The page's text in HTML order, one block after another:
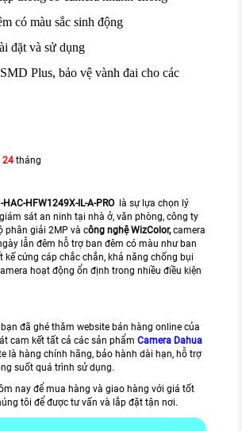
có màu sắc sinh động
đặt và sử dụng
Plus, bảo vệ vành đai cho các
24 tháng
HFW1249X-IL-A-PRO
là sự lựa chọn lý
sát an ninh tại nhà ở, văn phòng, công ty
phân giải 2MP và công nghệ WizColor,camera
lẫn đêm hỗ trợ ban đêm có màu như ban
kế cứng cáp chắc chắn, khả năng chống bụi
hoạt động ổn định trong nhiều điều kiện
đã ghé thăm website bán hàng online của
cam kết tất cả các sản phẩm Camera Dahua
là hàng chính hãng, bảo hành dài hạn, hỗ trợ
suốt quá trình sử dụng.
nay để mua hàng và giao hàng với giá tốt
tôi để được tư vấn và lắp đặt tận nơi.